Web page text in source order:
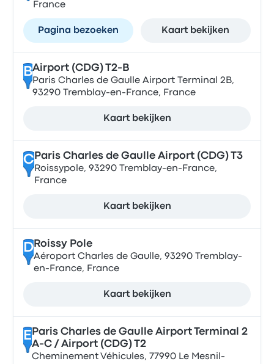
France
Pagina bezoeken Kaart bekijken
BAirport (CDG) T2-B
Paris Charles de Gaulle Airport Terminal 2B,
93290 Tremblay-en-France, France
Kaart bekijken
CParis Charles de Gaulle Airport (CDG) T3
Roissypole, 93290 Tremblay-en-France,
France
Kaart bekijken
DRoissy Pole
Aéroport Charles de Gaulle, 93290 Tremblay-
en-France, France
Kaart bekijken
E Paris Charles de Gaulle Airport Terminal 2
A-C / Airport (CDG) T2
Cheminement Véhicules, 77990 Le Mesnil-